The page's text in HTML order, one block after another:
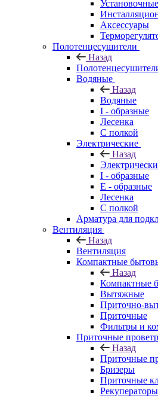
Аксессуары
Полотенцесушители
Назад
Водяные
Назад
Водяные
I - образные
Лесенка
С полкой
Электрические
Назад
I - образные
E - образные
Лесенка
С полкой
Арматура для
Вентиляция
Назад
Вентиляция
Компактные
Назад
Компактные
Вытяжные
Приточно-
Приточные
Фильтры и
Приточные
Назад
Приточные
Бризеры
Приточные
Рекуператоры